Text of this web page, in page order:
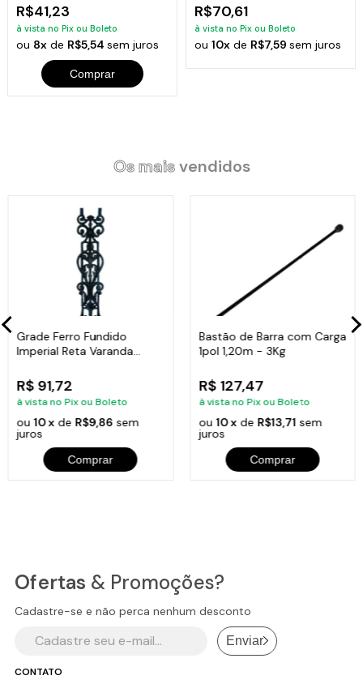
R$41,23
à vista no Pix ou Boleto
ou 8x de R$5,54sem juros
Comprar
R$70,61
à vista no Pix ou Boleto
ou 10xde R$7,59 sem juros
Os maisvendidos
Grade Ferro Fundido
Imperial Reta Varanda
R$ 91,72
à vista no Pix ou Boleto
ou10 x de R$9,86 sem
juros
Comprar
Bastão de Barra com Carga
1pol 1,20m - 3Kg
R$ 127,47
à vista no Pix ou Boleto
ou 10 x de R$13,71 sem
juros
Comprar
CONTATO
Ofertas & Promoções?
Cadastre-se e não perca nenhum desconto
Enviar